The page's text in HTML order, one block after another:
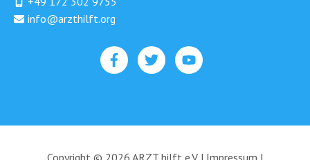
info@arzthilft.org​
Copyright © 2026 ARZT hilft e.V. | Impressum |